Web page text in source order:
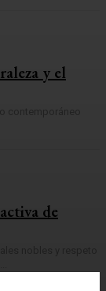
y el
de